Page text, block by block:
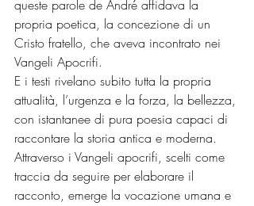
queste parole de André affidava la
propria poetica, la concezione di un
Cristo fratello, che aveva incontrato nei
Vangeli Apocrifi.
E i testi rivelano subito tutta la propria
attualità, l’urgenza e la forza, la bellezza,
con istantanee di pura poesia capaci di
raccontare la storia antica e moderna.
Attraverso i Vangeli apocrifi, scelti come
traccia da seguire per elaborare il
racconto, emerge la vocazione umana e